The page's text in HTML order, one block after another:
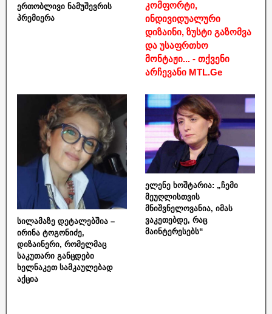
ერთობლივი ნამუშევრის
პრემიერა
კომფორტი,
ინდივიდუალური
დიზაინი, ზუსტი გაზომვა
და უსაფრთხო
მონტაჟი... - თქვენი
არჩევანი MTL.Ge
სილამაზე დეტალებშია –
ირინა ტოგონიძე,
დიზაინერი, რომელმაც
საკუთარი განცდები
ხელნაკეთ სამკაულებად
აქცია
ელენე ხოშტარია: „ჩემი
მეუღლისთვის
მნიშვნელოვანია, იმას
ვაკეთებდე, რაც
მაინტერესებს“